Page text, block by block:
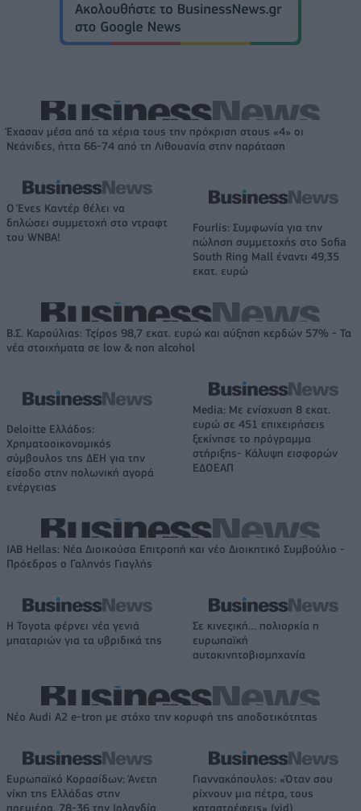
Έχασαν μέσα από τα χέρια τους την πρόκριση στους «4» οι
Νεάνιδες, ήττα 66-74 από τη Λιθουανία στην παράταση
Ο Ένες Καντέρ θέλει να
δηλώσει συμμετοχή στο ντραφτ
του WNBA!
Fourlis: Συμφωνία για την
πώληση συμμετοχής στο Sofia
South Ring Mall έναντι 49,35
εκατ. ευρώ
Β.Σ. Καρούλιας: Τζίρος 98,7 εκατ. ευρώ και αύξηση κερδών 57% - Τα
νέα στοιχήματα σε low & non alcohol
Deloitte Ελλάδος:
Χρηματοοικονομικός
σύμβουλος της ΔΕΗ για την
είσοδο στην πολωνική αγορά
ενέργειας
Media: Με ενίσχυση 8 εκατ.
ευρώ σε 451 επιχειρήσεις
ξεκίνησε το πρόγραμμα
στήριξης- Κάλυψη εισφορών
ΕΔΟΕΑΠ
IAB Hellas: Νέα Διοικούσα Επιτροπή και νέο Διοικητικό Συμβούλιο -
Πρόεδρος ο Γαληνός Γιαγλής
Η Toyota φέρνει νέα γενιά
μπαταριών για τα υβριδικά της
Σε κινεζική… πολιορκία η
ευρωπαϊκή
αυτοκινητοβιομηχανία
Νέο Audi A2 e-tron με στόχο την κορυφή της αποδοτικότητας
Ευρωπαϊκό Κορασίδων: Άνετη
νίκη της Ελλάδας στην
πρεμιέρα, 78-36 την Ιρλανδία
Γιαννακόπουλος: «Όταν σου
ρίχνουν μια πέτρα, τους
καταστρέφεις» (vid)